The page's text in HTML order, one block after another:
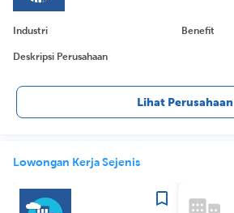
Industri Benefit
Deskripsi Perusahaan
Lihat Perusahaan
Lowongan Kerja Sejenis